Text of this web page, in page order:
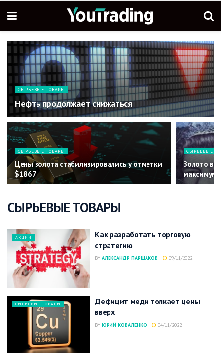
СЫРЬЕВЫЕ ТОВАРЫ
Нефть продолжает снижаться
СЫРЬЕВЫЕ ТОВАРЫ
Цены золота стабилизировались у отметки
$1867
СЫРЬЕВЫЕ
Золото в
максимум
СЫРЬЕВЫЕ ТОВАРЫ
АКЦИИ
Как разработать торговую
стратегию
BY АЛЕКСАНДР ПАРШАКОВ 09/11/2022
СЫРЬЕВЫЕ ТОВАРЫ
Дефицит меди толкает цены
вверх
BY ЮРИЙ КОВАЛЕНКО 04/11/2022